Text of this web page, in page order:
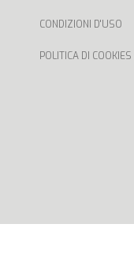
CONDIZIONI D'USO
POLITICA DI COOKIES